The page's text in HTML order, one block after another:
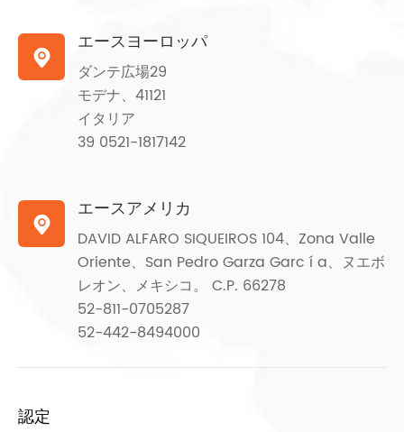

エースヨーロッパ
ダンテ広場29
モデナ、41121
イタリア
39 0521-1817142

エースアメリカ
DAVID ALFARO SIQUEIROS 104、Zona Valle
Oriente、San Pedro Garza Garc í a、ヌエボ
レオン、メキシコ。 C.P. 66278
52-811-0705287
52-442-8494000
認定